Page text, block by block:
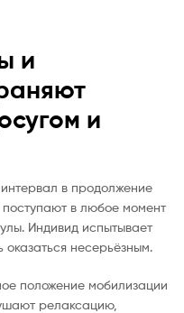
и
и
в продолжение
поступают в любое момент
Индивид испытывает
оказаться несерьёзным.
положение мобилизации
релаксацию,